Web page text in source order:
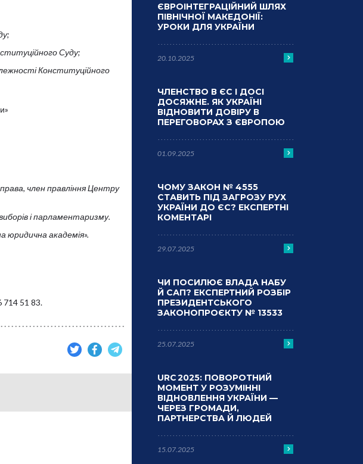
Суду;
Конституційного
член правління Центру
і парламентаризму.
юридична академія».
714 51 83.
ЄВРОІНТЕГРАЦІЙНИЙ ШЛЯХ
ПІВНІЧНОЇ МАКЕДОНІЇ:
УРОКИ ДЛЯ УКРАЇНИ
20.10.2025
ЧЛЕНСТВО В ЄС І ДОСІ
ДОСЯЖНЕ. ЯК УКРАЇНІ
ВІДНОВИТИ ДОВІРУ В
ПЕРЕГОВОРАХ З ЄВРОПОЮ
01.09.2025
ЧОМУ ЗАКОН № 4555
СТАВИТЬ ПІД ЗАГРОЗУ РУХ
УКРАЇНИ ДО ЄС? ЕКСПЕРТНІ
КОМЕНТАРІ
29.07.2025
ЧИ ПОСИЛЮЄ ВЛАДА НАБУ
Й САП? ЕКСПЕРТНИЙ РОЗБІР
ПРЕЗИДЕНТСЬКОГО
ЗАКОНОПРОЄКТУ № 13533
25.07.2025
URC 2025: ПОВОРОТНИЙ
МОМЕНТ У РОЗУМІННІ
ВІДНОВЛЕННЯ УКРАЇНИ —
ЧЕРЕЗ ГРОМАДИ,
ПАРТНЕРСТВА Й ЛЮДЕЙ
15.07.2025